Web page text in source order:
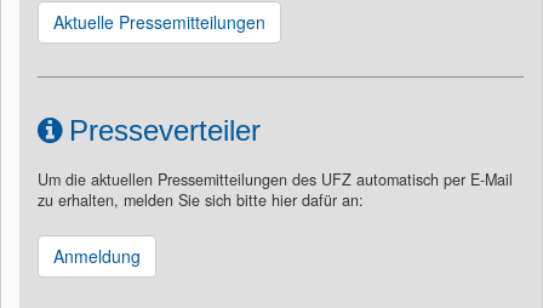
Aktuelle Pressemitteilungen
Presseverteiler
Um die aktuellen Pressemitteilungen des UFZ automatisch per E-Mail
zu erhalten, melden Sie sich bitte hier dafür an:
Anmeldung